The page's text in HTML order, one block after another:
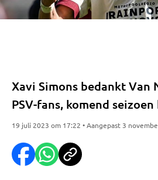
Xavi Simons bedankt Van
PSV-fans, komend
19 juli 2023 om 17:22 • Aangepast 3